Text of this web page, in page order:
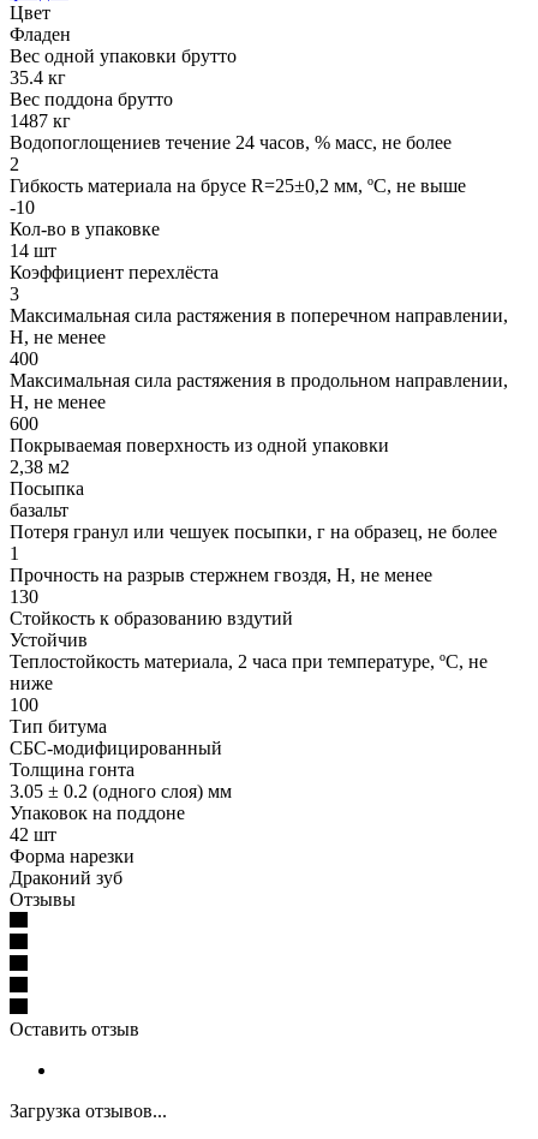
Цвет
Фладен
Вес одной упаковки брутто
35.4 кг
Вес поддона брутто
1487 кг
Водопоглощениев течение 24 часов, % масс, не более
2
Гибкость материала на брусе R=25±0,2 мм, ºС, не выше
-10
Кол-во в упаковке
14 шт
Коэффициент перехлёста
3
Максимальная сила растяжения в поперечном направлении,
Н, не менее
400
Максимальная сила растяжения в продольном направлении,
Н, не менее
600
Покрываемая поверхность из одной упаковки
2,38 м2
Посыпка
базальт
Потеря гранул или чешуек посыпки, г на образец, не более
1
Прочность на разрыв стержнем гвоздя, Н, не менее
130
Стойкость к образованию вздутий
Устойчив
Теплостойкость материала, 2 часа при температуре, ºС, не
ниже
100
Тип битума
СБС-модифицированный
Толщина гонта
3.05 ± 0.2 (одного слоя) мм
Упаковок на поддоне
42 шт
Форма нарезки
Драконий зуб
Отзывы
Оставить отзыв
Загрузка отзывов...